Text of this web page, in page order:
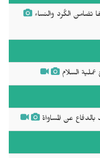
تضامن الكُرد والنساء
السلام
عن المساواة